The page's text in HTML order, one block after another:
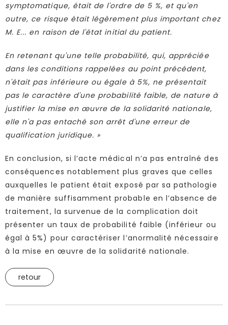
symptomatique, était de l'ordre de 5 %, et qu'en
outre, ce risque était légèrement plus important chez
M. E... en raison de l'état initial du patient.
En retenant qu'une telle probabilité, qui, appréciée
dans les conditions rappelées au point précédent,
n'était pas inférieure ou égale à 5%, ne présentait
pas le caractère d'une probabilité faible, de nature à
justifier la mise en œuvre de la solidarité nationale,
elle n'a pas entaché son arrêt d'une erreur de
qualification juridique. »
En conclusion, si l’acte médical n’a pas entraîné des
conséquences notablement plus graves que celles
auxquelles le patient était exposé par sa pathologie
de manière suffisamment probable en l’absence de
traitement, la survenue de la complication doit
présenter un taux de probabilité faible (inférieur ou
égal à 5%) pour caractériser l’anormalité nécessaire
à la mise en œuvre de la solidarité nationale.
retour